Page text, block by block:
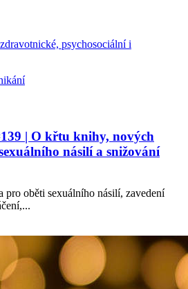
psychosociální i
| O křtu knihy, nových
násilí a snižování
pro oběti sexuálního násilí, zavedení